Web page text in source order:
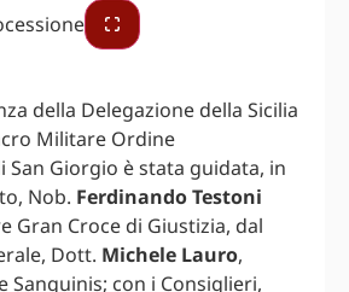
della Delegazione della Sicilia
Militare Ordine
San Giorgio è stata guidata, in
Nob. Ferdinando Testoni
Gran Croce di Giustizia, dal
Dott. Michele Lauro,
Sanguinis; con i Consiglieri,